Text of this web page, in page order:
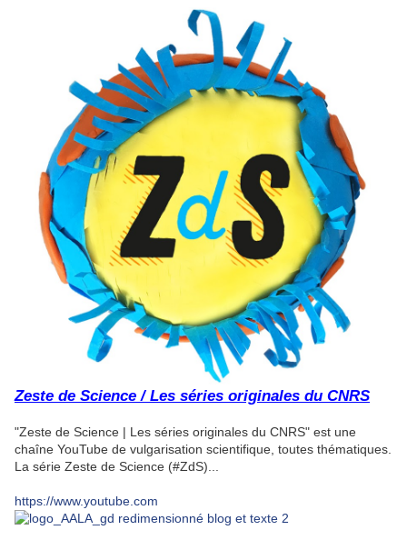
Zeste de Science / Les séries originales du CNRS
"Zeste de Science | Les séries originales du CNRS" est une
chaîne YouTube de vulgarisation scientifique, toutes thématiques.
La série Zeste de Science (#ZdS)...
https://www.youtube.com